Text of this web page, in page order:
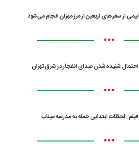
نیمی از سفرهای اربعین از مرز مهران انجام می‌شود
•••
احتمال شنیده‌شدن صدای انفجار در شرق تهران
•••
فیلم | لحظات ابتدایی حمله به مدرسه میناب
•••